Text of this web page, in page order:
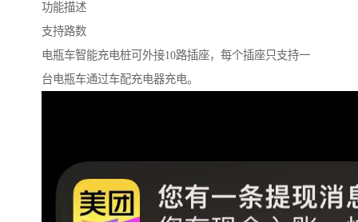
功能描述
支持路数
电瓶车智能充电桩可外接10路插座，每个插座只支持一
台电瓶车通过车配充电器充电。